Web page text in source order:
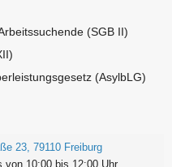
(SGB II)
(AsylbLG)
23, 79110 Freiburg
von 10:00 bis 12:00 Uhr